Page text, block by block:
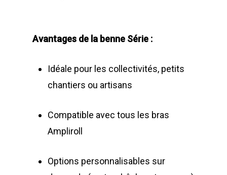
Avantages de la benne Série :
Idéale pour les collectivités, petits
chantiers ou artisans
Compatible avec tous les bras
Ampliroll
Options personnalisables sur